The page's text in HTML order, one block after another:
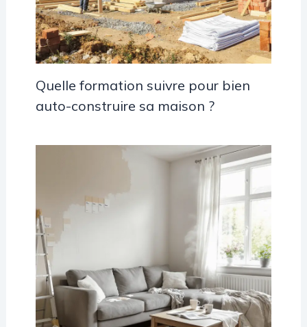
Quelle formation suivre pour bien
auto-construire sa maison ?